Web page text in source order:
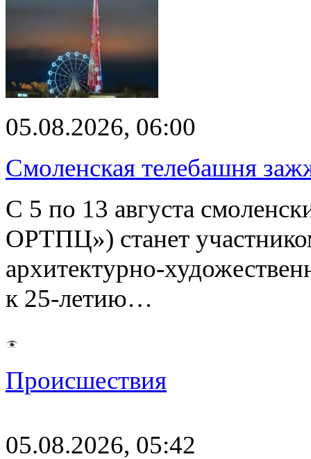
05.08.2026, 06:00
Смоленская телебашня
С 5 по 13 августа
ОРТПЦ») станет
архитектурно-
к 25-летию…
Происшествия
05.08.2026, 05:42